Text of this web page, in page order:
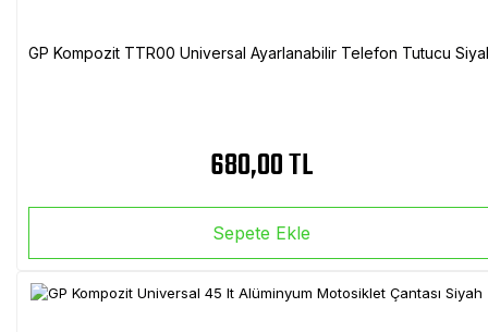
GP Kompozit TTR00 Universal Ayarlanabilir Telefon Tutucu
680,00 TL
Sepete Ekle